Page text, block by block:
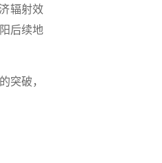
辐射效
后续地
突破，